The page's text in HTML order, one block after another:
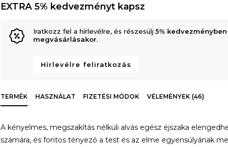
EXTRA 5% kedvezményt kapsz
Iratkozz fel a hírlevélre, és részesülj5%
megvásárlásakor.
Hírlevélre feliratkozás
TERMÉK HASZNÁLAT FIZETÉSI MÓDOK VÉLEMÉNYEK (46)
A kényelmes, megszakítás nélküli alvás egész éjszaka
számára, és fontos tényező a test és az elme egyensúlyának